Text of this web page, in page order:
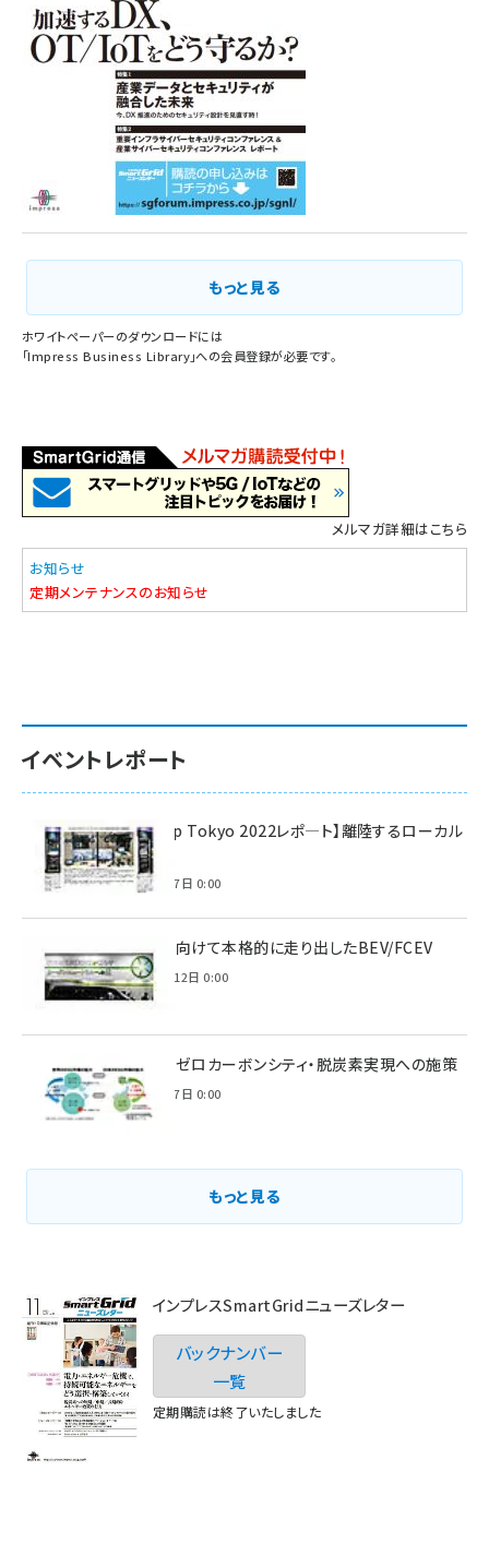
もっと見る
ホワイトペーパーのダウンロードには
「Impress Business Library」への会員登録が必要です。
メルマガ詳細はこちら
お知らせ
定期メンテナンスのお知らせ
イベントレポート
【Interop Tokyo 2022レポ—ト】離陸するローカル
5G！
2022年7月7日 0:00
脱炭素に向けて本格的に走り出したBEV/FCEV
2022年6月12日 0:00
環境省のゼロカーボンシティ・脱炭素実現への施策
2021年3月7日 0:00
もっと見る
インプレスSmartGridニューズレター
バックナンバー
一覧
定期購読は終了いたしました